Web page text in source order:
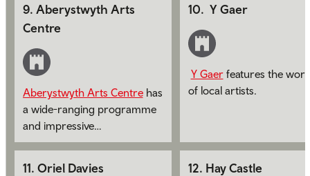
9. Aberystwyth Arts
Centre
Aberystwyth Arts Centrehas
a wide-ranging programme
and impressive
contemporary gallery.
10. Y Gaer
Y Gaerfeatures the work
of local artists.
11. Oriel Davies 12. Hay Castle